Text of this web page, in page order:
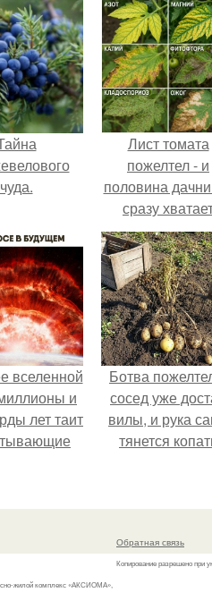
чуда.
Лист томата
пожелтел - и
половина
сразу
удобрение.
вселенной
и
лет таит
Ботва
сосед уже
вилы, и рука
тянется
жилой комплекс «АКСИОМА»,
Обратная связь
Копирование разрешено при